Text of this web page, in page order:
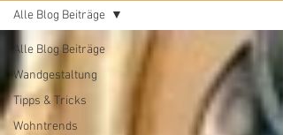
Alle Blog Beiträge
Wandgestaltung
Tipps & Tricks
Wohntrends
Alle Blog Beiträge